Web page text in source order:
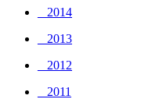
_ 2014
_ 2013
_ 2012
_ 2011